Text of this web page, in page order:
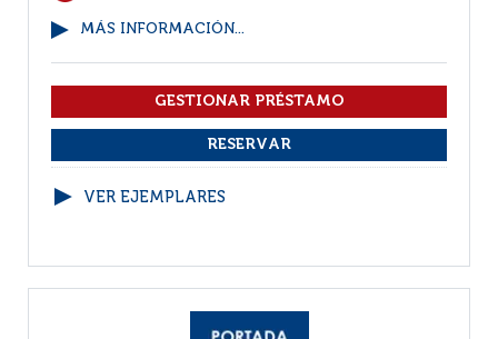
MÁS INFORMACIÓN...
VER EJEMPLARES